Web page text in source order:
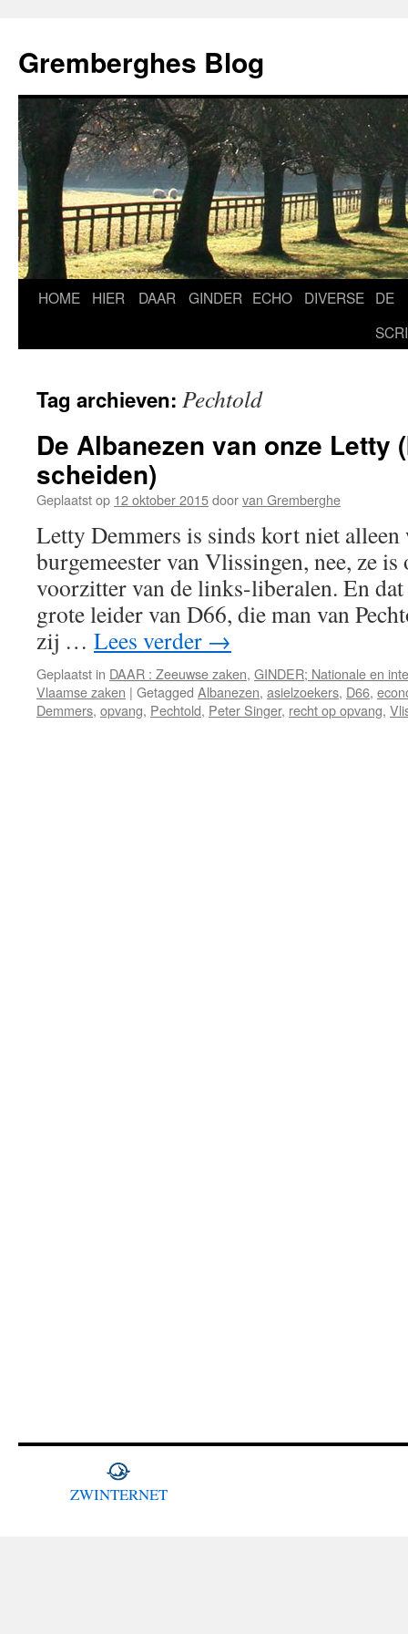
de
inhoud
Gremberghes Blog
HOME HIER DAAR GINDER ECHO DIVERSE DE
Tag archieven: Pechtold
De Albanezen van onze Letty
scheiden)
Geplaatst op 12 oktober 2015doorvan Gremberghe
Letty Demmers is sinds kort niet alleen
burgemeester van Vlissingen, nee, ze is
voorzitter van de links-liberalen. En dat
grote leider van D66, die man van
zij … Lees verder →
Geplaatst in DAAR : Zeeuwse zaken, GINDER; Nationale en
Vlaamse zaken | Getagged Albanezen, asielzoekers, D66,
Demmers, opvang, Pechtold, Peter Singer, recht op opvang,
ZWINTERNET